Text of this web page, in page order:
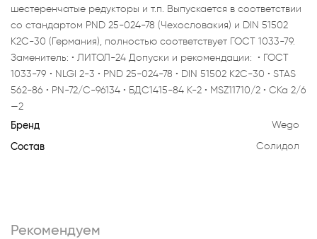
шестеренчатые редукторы и т.п. Выпускается в соответствии
со стандартом PND 25-024-78 (Чехословакия) и DIN 51502
К2С-30 (Германия), полностью соответствует ГОСТ 1033-79.
Заменитель: • ЛИТОЛ-24 Допуски и рекомендации: • ГОСТ
1033-79 • NLGI 2-3 • PND 25-024-78 • DIN 51502 К2С-30 • STAS
562-86 • PN-72/C-96134 • БДС1415-84 К-2 • MSZ11710/2 • СКа 2/6
—2
Бренд Wego
Состав Солидол
Рекомендуем